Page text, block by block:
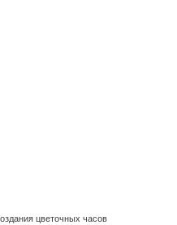
цветочных часов